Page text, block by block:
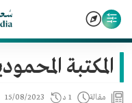
المكتبة
مقالة 1 د 15/08/2023